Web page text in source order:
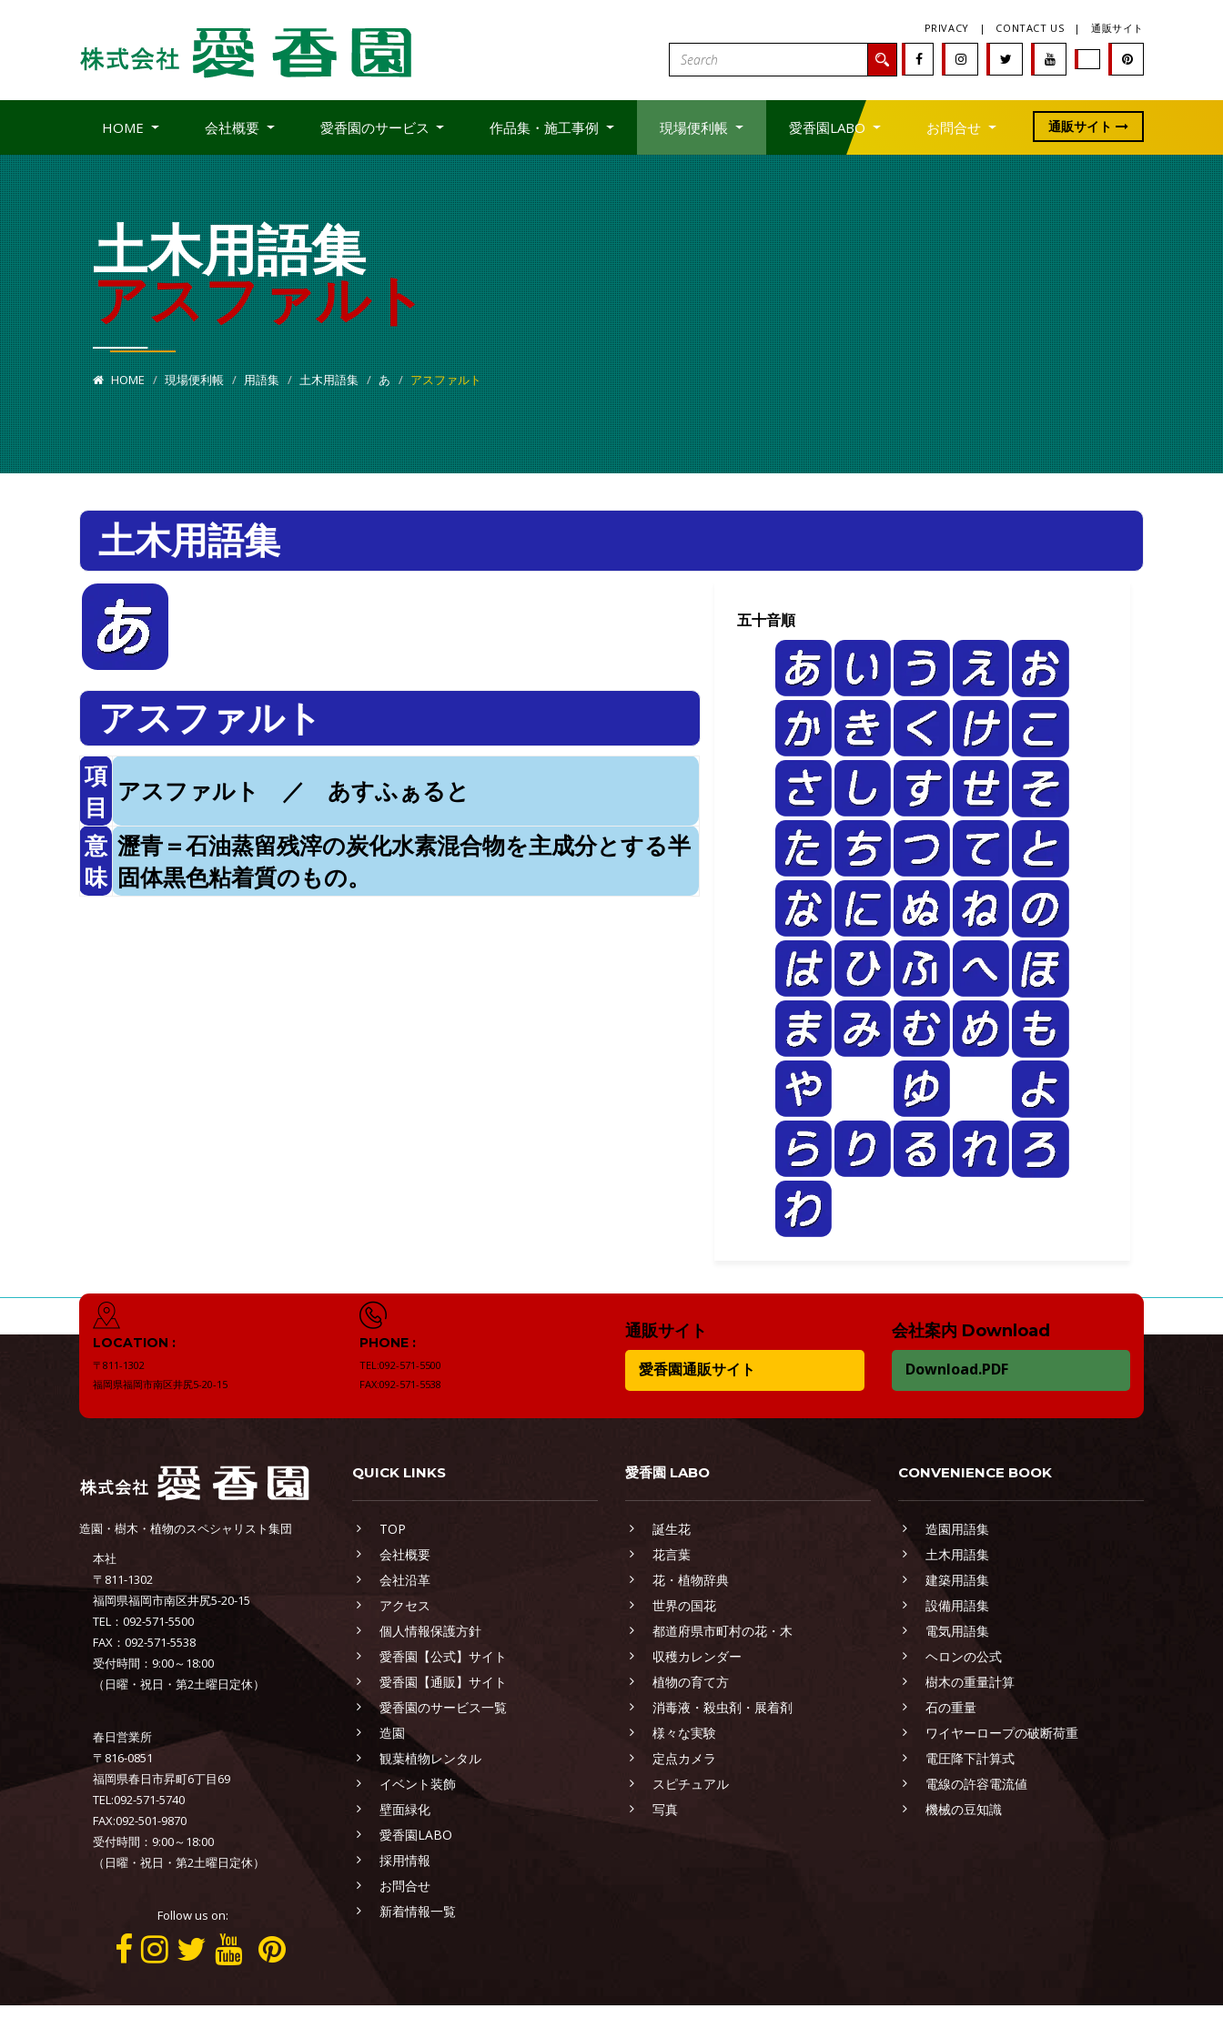
PRIVACY | CONTACT US | 通販サイト
HOME 会社概要 愛香園のサービス 作品集・施工事例 現場便利帳 愛香園LABO お問合せ 通販サイト
土木用語集
アスファルト
HOME 現場便利帳 用語集 土木用語集 あ アスファルト
土木用語集
アスファルト
項
目
アスファルト ／ あすふぁると
意
味
瀝青＝石油蒸留残滓の炭化水素混合物を主成分とする半
固体黒色粘着質のもの。
五十音順
LOCATION :
〒811-1302
福岡県福岡市南区井尻5-20-15
PHONE :
TEL:092-571-5500
FAX:092-571-5538
通販サイト
愛香園通販サイト
会社案内 Download
Download.PDF
造園・樹木・植物のスペシャリスト集団
本社
〒811-1302
福岡県福岡市南区井尻5-20-15
TEL：092-571-5500
FAX：092-571-5538
受付時間：9:00～18:00
（日曜・祝日・第2土曜日定休）
春日営業所
〒816-0851
福岡県春日市昇町6丁目69
TEL:092-571-5740
FAX:092-501-9870
受付時間：9:00～18:00
（日曜・祝日・第2土曜日定休）
Follow us on:
QUICK LINKS
TOP
会社概要
会社沿革
アクセス
個人情報保護方針
愛香園【公式】サイト
愛香園【通販】サイト
愛香園のサービス一覧
造園
観葉植物レンタル
イベント装飾
壁面緑化
愛香園LABO
採用情報
お問合せ
新着情報一覧
愛香園 LABO
誕生花
花言葉
花・植物辞典
世界の国花
都道府県市町村の花・木
収穫カレンダー
植物の育て方
消毒液・殺虫剤・展着剤
様々な実験
定点カメラ
スピチュアル
写真
CONVENIENCE BOOK
造園用語集
土木用語集
建築用語集
設備用語集
電気用語集
ヘロンの公式
樹木の重量計算
石の重量
ワイヤーロープの破断荷重
電圧降下計算式
電線の許容電流値
機械の豆知識